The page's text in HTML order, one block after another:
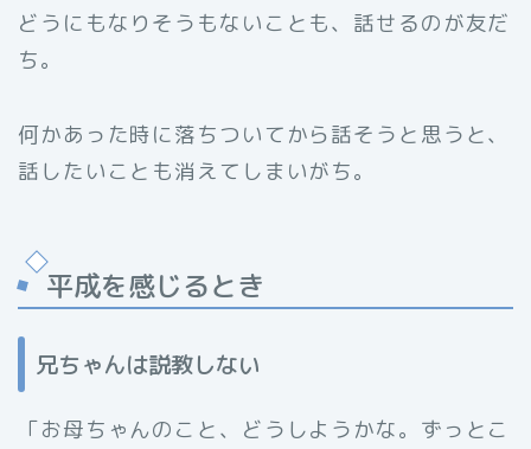
どうにもなりそうもないことも、話せるのが友だ
ち。
何かあった時に落ちついてから話そうと思うと、
話したいことも消えてしまいがち。
平成を感じるとき
兄ちゃんは説教しない
「お母ちゃんのこと、どうしようかな。ずっとこ